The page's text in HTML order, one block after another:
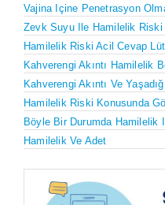
Vajina Içine Penetrasyon
Zevk Suyu Ile Hamilelik Riski
Hamilelik Riski Acil Cevap
Kahverengi Akıntı Hamilelik
Kahverengi Akıntı Ve
Hamilelik Riski Konusunda
Böyle Bir Durumda Hamilelik
Hamilelik Ve Adet